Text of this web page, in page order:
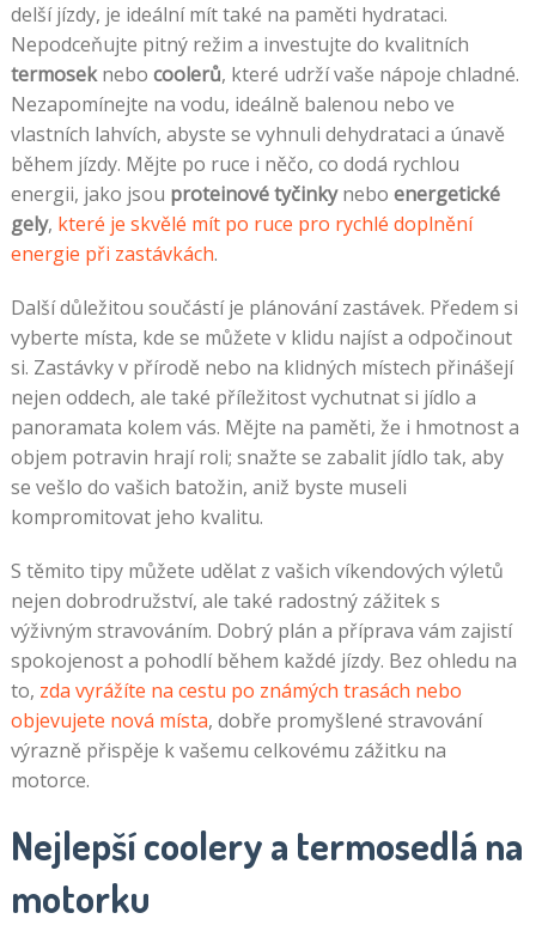
delší jízdy, je ideální mít také na paměti hydrataci.
Nepodceňujte pitný režim a investujte do kvalitních
termoseknebo coolerů, které udrží vaše nápoje chladné.
Nezapomínejte na vodu, ideálně balenou nebo ve
vlastních lahvích, abyste se vyhnuli dehydrataci a únavě
během jízdy. Mějte po ruce i něčo, co dodá rychlou
energii, jako jsou proteinové tyčinkynebo energetické
gely, které je skvělé mít po ruce pro rychlé doplnění
energie při zastávkách.
Další důležitou součástí je plánování zastávek. Předem si
vyberte místa, kde se můžete v klidu najíst a odpočinout
si. Zastávky v přírodě nebo na klidných místech přinášejí
nejen oddech, ale také příležitost vychutnat si jídlo a
panoramata kolem vás. Mějte na paměti, že i hmotnost a
objem potravin hrají roli; snažte se zabalit jídlo tak, aby
se vešlo do vašich batožin, aniž byste museli
kompromitovat jeho kvalitu.
S těmito tipy můžete udělat z vašich víkendových výletů
nejen dobrodružství, ale také radostný zážitek s
výživným stravováním. Dobrý plán a příprava vám zajistí
spokojenost a pohodlí během každé jízdy. Bez ohledu na
to, zda vyrážíte na cestu po známých trasách nebo
objevujete nová místa, dobře promyšlené stravování
výrazně přispěje k vašemu celkovému zážitku na
motorce.
Nejlepší coolery a termosedlá na
motorku